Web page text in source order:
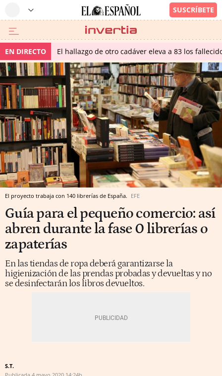
EN DIRECTO El hallazgo de otro cadáver eleva a 83 los
El proyecto trabaja con 140 librerías de España. EFE
Guía para el pequeño comercio: así
abren durante la fase 0 librerías o
zapaterías
En las tiendas de ropa deberá garantizarse la
higienización de las prendas probadas y devueltas y no
se desinfectarán los libros devueltos.
S.T.